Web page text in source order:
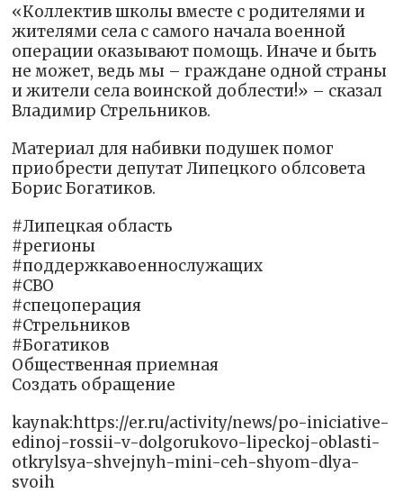
«Коллектив школы вместе с родителями и
жителями села с самого начала военной
операции оказывают помощь. Иначе и быть
не может, ведь мы – граждане одной страны
и жители села воинской доблести!» – сказал
Владимир Стрельников.
Материал для набивки подушек помог
приобрести депутат Липецкого облсовета
Борис Богатиков.
#Липецкая область
#регионы
#поддержкавоеннослужащих
#СВО
#спецоперация
#Стрельников
#Богатиков
Общественная приемная
Создать обращение
kaynak:https://er.ru/activity/news/po-iniciative-
edinoj-rossii-v-dolgorukovo-lipeckoj-oblasti-
otkrylsya-shvejnyh-mini-ceh-shyom-dlya-
svoih